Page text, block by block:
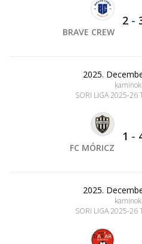
BRAVE CREW
2 -
2025.
SORI LIGA 2025-26
FC MÓRICZ
1 -
2025.
SORI LIGA 2025-26